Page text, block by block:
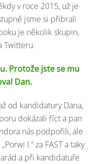
v roce 2015, už je
jsme si přibrali
je několik skupin,
Twitteru.
Protože jste se mu
Dan.
od kandidatury Dana,
dokázali říct a pan
nás podpořili, ale
I.“ za FAST a taky
a při kandidatuře